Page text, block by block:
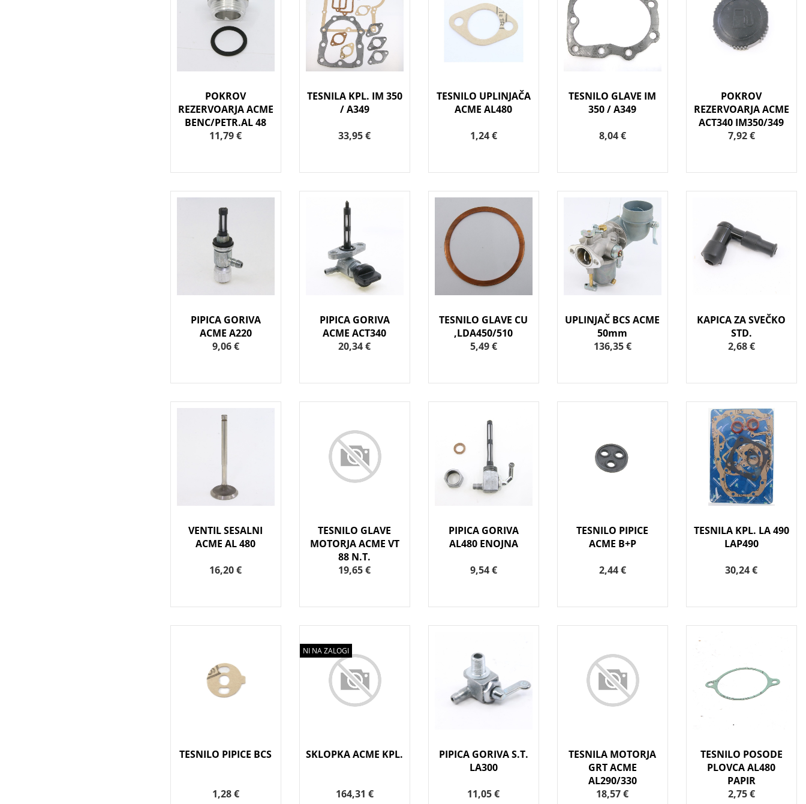
POKROV
REZERVOARJA ACME
BENC/PETR.AL 48
11,79 €
TESNILA KPL. IM 350
/ A349
33,95 €
TESNILO UPLINJAČA
ACME AL480
1,24 €
TESNILO GLAVE IM
350 / A349
8,04 €
POKROV
REZERVOARJA ACME
ACT340 IM350/349
7,92 €
PIPICA GORIVA
ACME A220
9,06 €
PIPICA GORIVA
ACME ACT340
20,34 €
TESNILO GLAVE CU
,LDA450/510
5,49 €
UPLINJAČ BCS ACME
50mm
136,35 €
KAPICA ZA SVEČKO
STD.
2,68 €
VENTIL SESALNI
ACME AL 480
16,20 €
TESNILO GLAVE
MOTORJA ACME VT
88 N.T.
19,65 €
PIPICA GORIVA
AL480 ENOJNA
9,54 €
TESNILO PIPICE
ACME B+P
2,44 €
TESNILA KPL. LA 490
LAP490
30,24 €
TESNILO PIPICE BCS
1,28 €
NI NA ZALOGI
SKLOPKA ACME KPL.
164,31 €
PIPICA GORIVA S.T.
LA300
11,05 €
TESNILA MOTORJA
GRT ACME
AL290/330
18,57 €
TESNILO POSODE
PLOVCA AL480
PAPIR
2,75 €